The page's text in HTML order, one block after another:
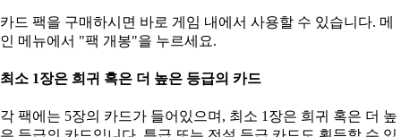
카드 팩을 구매하시면 바로 게임 내에서 사용할 수 있습니다. 메
인 메뉴에서 "팩 개봉"을 누르세요.
최소 1장은 희귀 혹은 더 높은 등급의 카드
각 팩에는 5장의 카드가 들어있으며, 최소 1장은 희귀 혹은 더 높